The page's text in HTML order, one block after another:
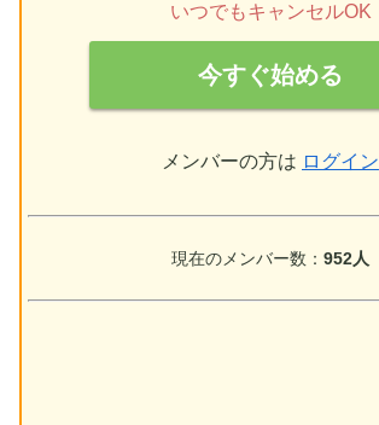
いつでもキャンセルOK
今すぐ始める
メンバーの方は ログイン
現在のメンバー数： 952人